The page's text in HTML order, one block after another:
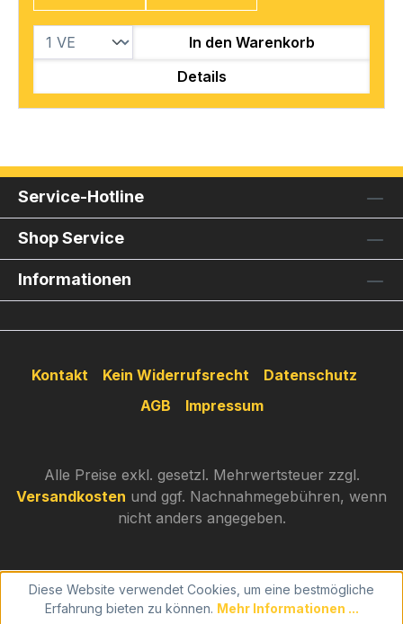
In den Warenkorb
Details
Service-Hotline
Shop Service
Informationen
Kontakt Kein Widerrufsrecht
Datenschutz
AGB
Impressum
Alle Preise exkl. gesetzl. Mehrwertsteuer zzgl.
Versandkosten und ggf. Nachnahmegebühren, wenn
nicht anders angegeben.
Diese Website verwendet Cookies, um eine bestmögliche
Erfahrung bieten zu können. Mehr Informationen ...